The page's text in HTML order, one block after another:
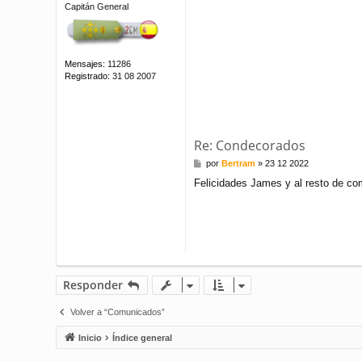
Capitán General
Mensajes: 11286
Registrado: 31 08 2007
Re: Condecorados
M
n
porBertram »23 12 2022
Felicidades James y al resto de
Responder
Volver a “Comunicados”
Inicio Índice general